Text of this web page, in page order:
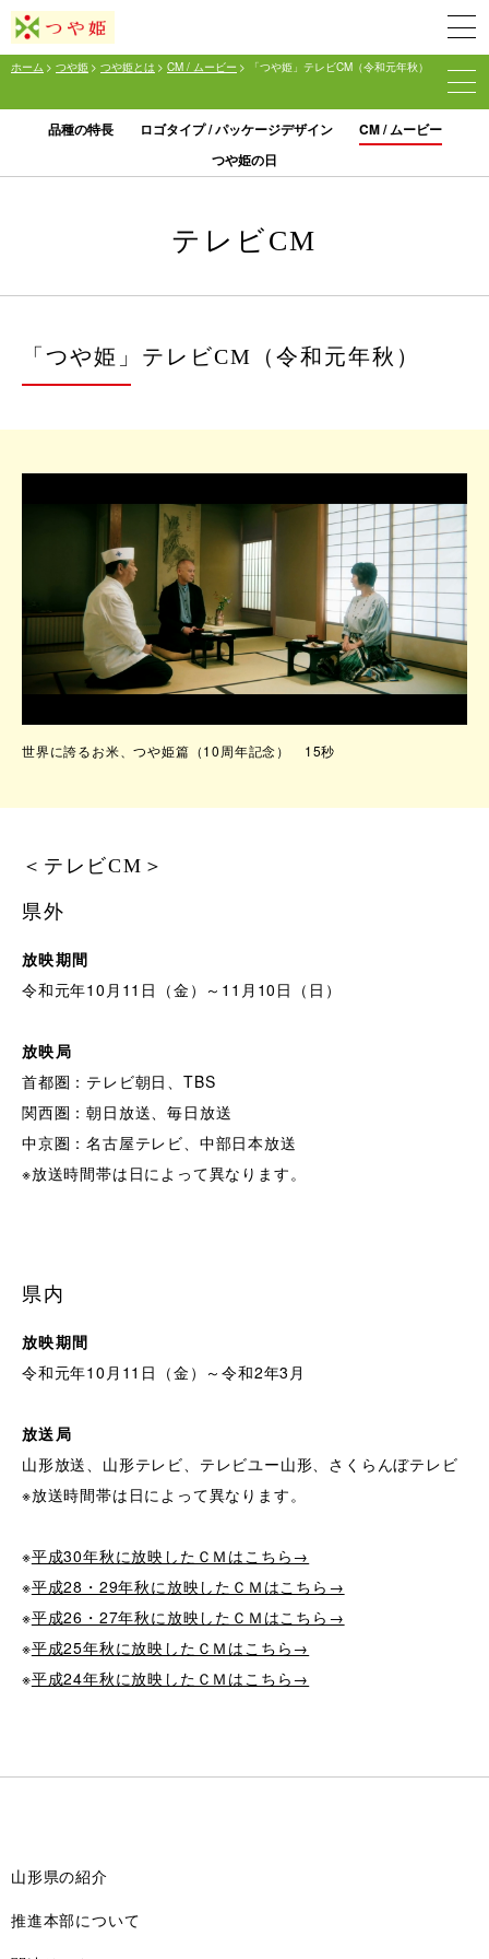
品種の特長 ロゴタイプ / パッケージデザイン
CM / ムービー
つや姫の日
ホーム > つや姫 > つや姫とは > CM / ムービー > 「つや姫」テレビCM（令和元年秋）
テレビCM
「つや姫」テレビCM（令和元年秋）
世界に誇るお米、つや姫篇（10周年記念） 15秒
＜テレビCM＞
県外
放映期間
令和元年10月11日（金）～11月10日（日）
放映局
首都圏：テレビ朝日、TBS
関西圏：朝日放送、毎日放送
中京圏：名古屋テレビ、中部日本放送
※放送時間帯は日によって異なります。
県内
放映期間
令和元年10月11日（金）～令和2年3月
放送局
山形放送、山形テレビ、テレビユー山形、さくらんぼテレビ
※放送時間帯は日によって異なります。
※平成30年秋に放映したＣＭはこちら→
※平成28・29年秋に放映したＣＭはこちら→
※平成26・27年秋に放映したＣＭはこちら→
※平成25年秋に放映したＣＭはこちら→
※平成24年秋に放映したＣＭはこちら→
山形県の紹介
推進本部について